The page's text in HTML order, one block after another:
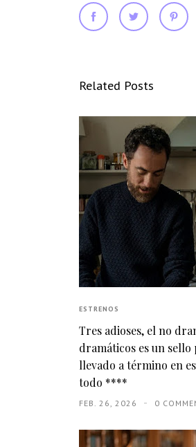
Related Posts
ESTRENOS
Tres adioses, el no
dramáticos es un
llevado a término en
todo ****
FEB. 26, 2026 0